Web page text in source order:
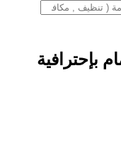
بإحترافية